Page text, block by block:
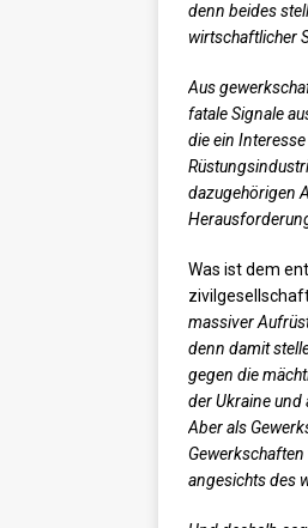
denn beides
wirtschaftlicher
Aus
fatale Signale
die ein
dazugehörigen
Was ist dem
massiver
denn damit
gegen die
der Ukraine und
Aber als
angesichts des